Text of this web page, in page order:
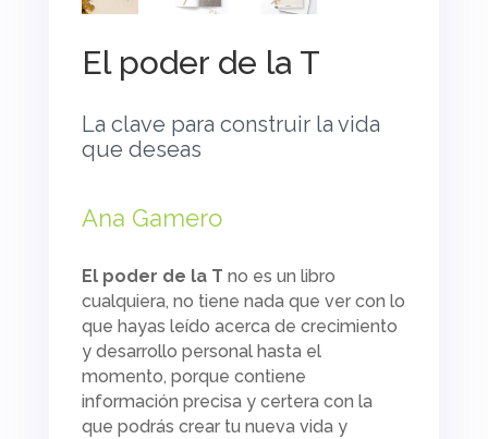
El poder de la T
La clave para construir la vida
que deseas
Ana Gamero
El poder de la T no es un libro
cualquiera, no tiene nada que ver con lo
que hayas leído acerca de crecimiento
y desarrollo personal hasta el
momento, porque contiene
información precisa y certera con la
que podrás crear tu nueva vida y